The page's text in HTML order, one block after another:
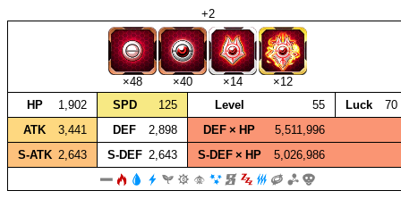
+2
×48 ×40 ×14
×12
HP
1,902 SPD 125 Level 55 Luck
70
ATK
3,441 DEF 2,898 DEF × HP
5,511,996
S‑ATK 2,643 S‑DEF 2,643 S‑DEF × HP 5,026,986